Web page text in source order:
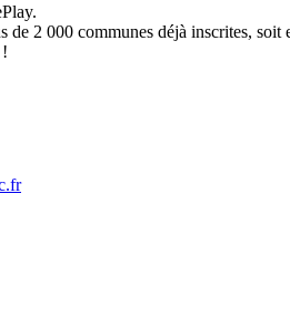
de 2 000 communes déjà inscrites, soit